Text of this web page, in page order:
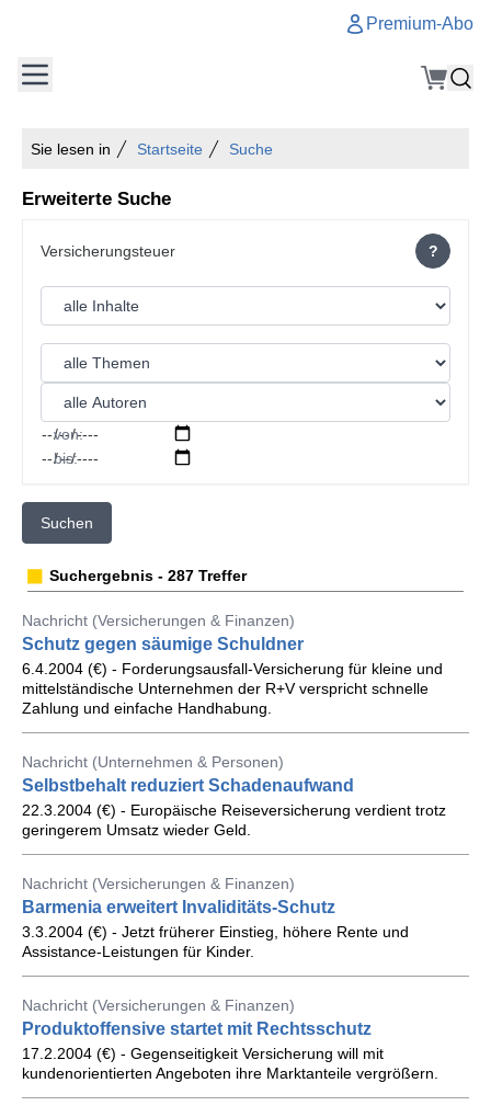
Premium-Abo
Sie lesen in Startseite Suche
Erweiterte Suche
?
von:
bis:
Suchen
Suchergebnis - 287 Treffer
Nachricht (Versicherungen & Finanzen)
Schutz gegen säumige Schuldner
6.4.2004 (€) - Forderungsausfall-Versicherung für kleine und
mittelständische Unternehmen der R+V verspricht schnelle
Zahlung und einfache Handhabung.
Nachricht (Unternehmen & Personen)
Selbstbehalt reduziert Schadenaufwand
22.3.2004 (€) - Europäische Reiseversicherung verdient trotz
geringerem Umsatz wieder Geld.
Nachricht (Versicherungen & Finanzen)
Barmenia erweitert Invaliditäts-Schutz
3.3.2004 (€) - Jetzt früherer Einstieg, höhere Rente und
Assistance-Leistungen für Kinder.
Nachricht (Versicherungen & Finanzen)
Produktoffensive startet mit Rechtsschutz
17.2.2004 (€) - Gegenseitigkeit Versicherung will mit
kundenorientierten Angeboten ihre Marktanteile vergrößern.